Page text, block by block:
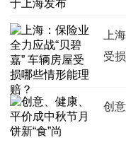
上
受
创